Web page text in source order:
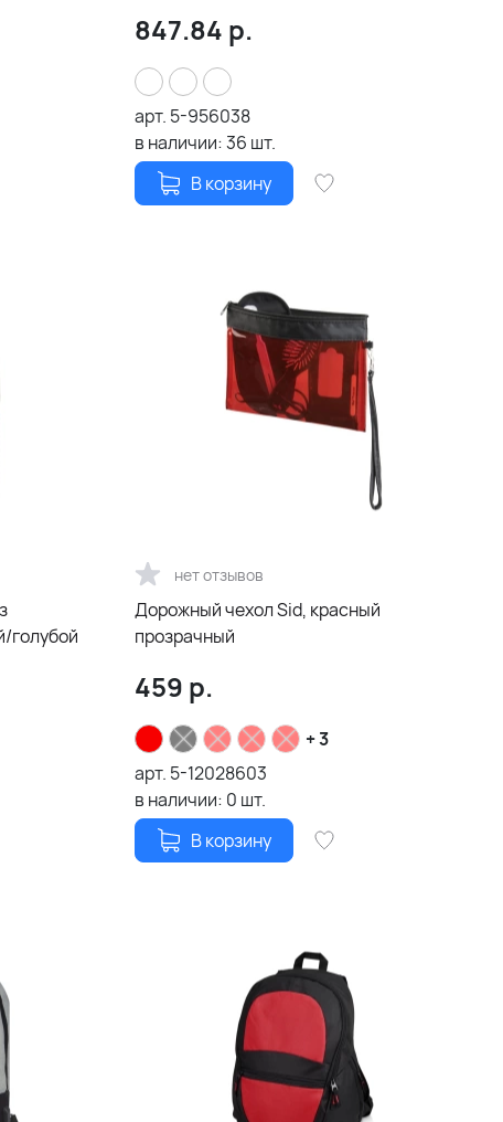
847.84 р.
арт. 5-956038
в наличии:36 шт.
В корзину
голубой
нет отзывов
Дорожный чехол Sid, красный
прозрачный
459 р.
+ 3
арт. 5-12028603
в наличии: 0 шт.
В корзину